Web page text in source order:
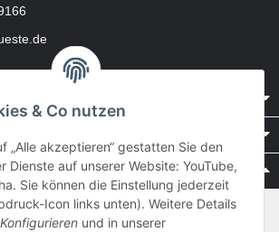
& Co nutzen
„Alle akzeptieren“ gestatten Sie den
Dienste auf unserer Website: YouTube,
Sie können die Einstellung jederzeit
Icon links unten). Weitere Details
Konfigurieren und in unserer